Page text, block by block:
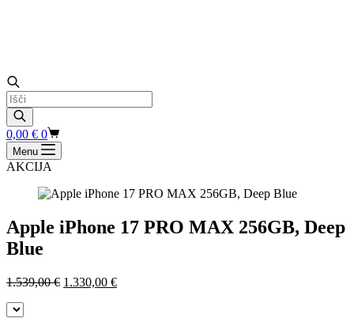
Products
search
Shopping
cart
0,00 € 0
Menu
AKCIJA
Apple iPhone 17 PRO MAX 256GB, Deep
Blue
1.539,00€ Izvirna
1.330,00 €Trenutna